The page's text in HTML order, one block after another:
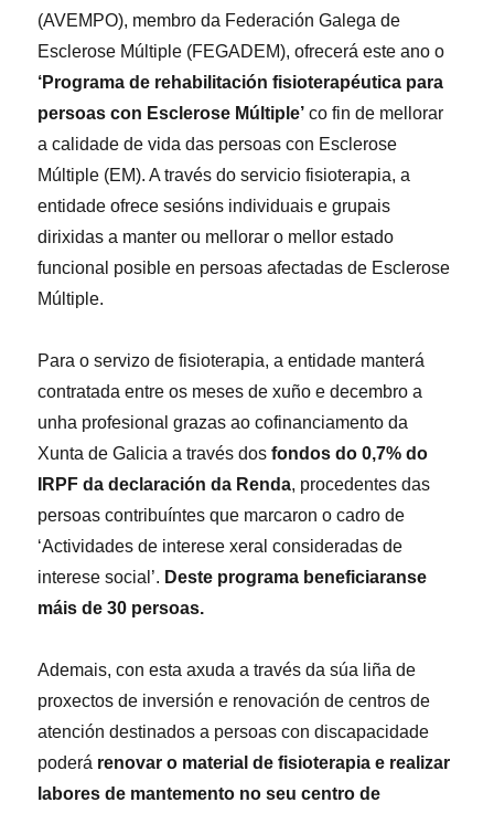
(AVEMPO), membro da Federación Galega de
Esclerose Múltiple (FEGADEM), ofrecerá este ano o
‘Programa de rehabilitación fisioterapéutica para
persoas con Esclerose Múltiple’ co fin de mellorar
a calidade de vida das persoas con Esclerose
Múltiple (EM). A través do servicio fisioterapia, a
entidade ofrece sesións individuais e grupais
dirixidas a manter ou mellorar o mellor estado
funcional posible en persoas afectadas de Esclerose
Múltiple.
Para o servizo de fisioterapia, a entidade manterá
contratada entre os meses de xuño e decembro a
unha profesional grazas ao cofinanciamento da
Xunta de Galicia a través dosfondos do 0,7% do
IRPF da declaración da Renda, procedentes das
persoas contribuíntes que marcaron o cadro de
‘Actividades de interese xeral consideradas de
interese social’. Deste programa beneficiaranse
máis de 30 persoas.
Ademais, con esta axuda a través da súa liña de
proxectos de inversión e renovación de centros de
atención destinados a persoas con discapacidade
poderá renovar o material de fisioterapia e realizar
labores de mantemento no seu centro de